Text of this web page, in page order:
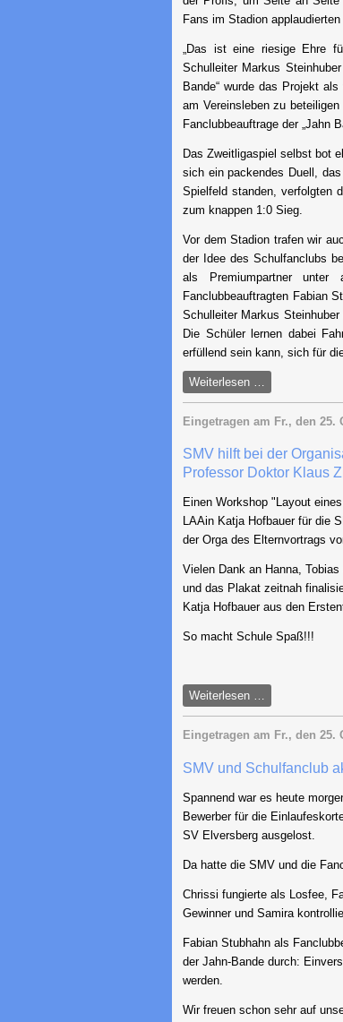
Fans im Stadion
„Das ist eine riesige Ehre
Schulleiter Markus
Bande“ wurde das Projekt
am Vereinsleben zu
Fanclubbeauftrage der „Jahn
Das Zweitligaspiel selbst bot
sich ein packendes Duell,
Spielfeld standen, verfolgten
zum knappen 1:0 Sieg.
Vor dem Stadion trafen wir
der Idee des Schulfanclubs
als Premiumpartner unter
Fanclubbeauftragten Fabian
Schulleiter Markus
Die Schüler lernen dabei
erfüllend sein kann, sich für
Weiterlesen …
im
Rampenlicht:
Bande
organisiert
beim
Eingetragen am Fr., den 25.
SMV hilft bei der
Professor Doktor Klaus
Einen Workshop "Layout
LAAin Katja Hofbauer für die
der Orga des Elternvortrags
Vielen Dank an Hanna,
und das Plakat zeitnah
Katja Hofbauer aus den
So macht Schule Spaß!!!
Weiterlesen …
hilft
bei
Organisation
Elternvortrags
Professor
Doktor
Zierer
Eingetragen am Fr., den 25.
SMV und Schulfanclub
Spannend war es heute
Bewerber für die
SV Elversberg ausgelost.
Da hatte die SMV und die
Chrissi fungierte als Losfee,
Gewinner und Samira
Fabian Stubhahn als
der Jahn-Bande durch:
werden.
Wir freuen schon sehr auf